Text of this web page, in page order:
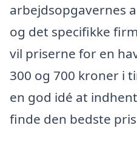
arbejdsopgavernes
og det specifikke
vil priserne for en
300 og 700 kroner i
en god idé at
finde den bedste